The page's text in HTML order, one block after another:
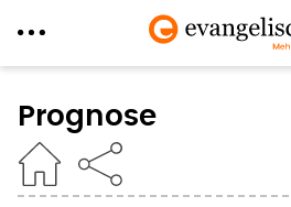
zum
Inhalt
Prognose